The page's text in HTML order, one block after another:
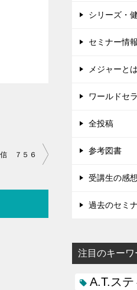
７５６
シリーズ・
セミナー情報
メジャーと
ワールドセ
全投稿
参考図書
受講生の感想
過去のセミ
注目のキーワ
A.T.ステ